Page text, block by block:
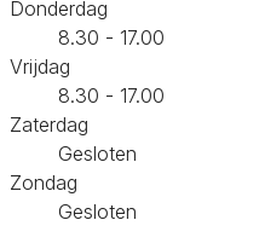
Donderdag
8.30 - 17.00
Vrijdag
8.30 - 17.00
Zaterdag
Gesloten
Zondag
Gesloten